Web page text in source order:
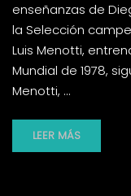
enseñanzas de
la Selección
Luis Menotti,
Mundial de 1978,
Menotti, …
LEER MÁS